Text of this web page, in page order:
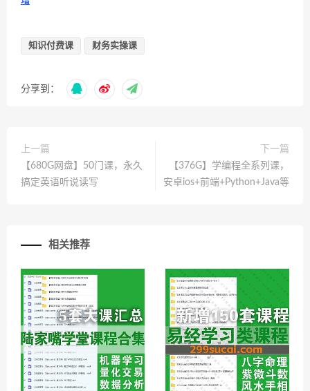
知识付费课 财务实操课
分享到：
上一篇
【680G网盘】50门课，永久
搞定英语听说读写
下一篇
【376G】学编程全系列课，
安卓ios+前端+Python+Java等
相关推荐